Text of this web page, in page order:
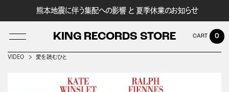
熊本地震に伴う集配への影響 と 夏季休業のお知らせ
KING RECORDS STORE 0
VIDEO 愛を読むひと